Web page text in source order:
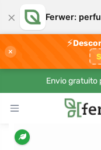
× Ferwer:
×
⚡
Envio gratuito